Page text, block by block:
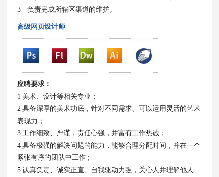
3、负责完成所辖区渠道的维护。
高级网页设计师
应聘要求：
1 美术、设计等相关专业；
2 具备深厚的美术功底，针对不同需求、可以运用灵活的艺术
表现力；
3 工作细致、严谨，责任心强，并富有工作热诚；
4 具备极强的解决问题的能力，能够合理分配时间，并在一个
紧张有序的团队中工作；
5 认真负责、诚实正直、自我驱动力强，关心人并理解他人，